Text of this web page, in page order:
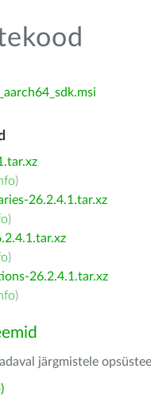
)
26.2.4.1.tar.xz
)
)
26.2.4.1.tar.xz
)
järgmistele